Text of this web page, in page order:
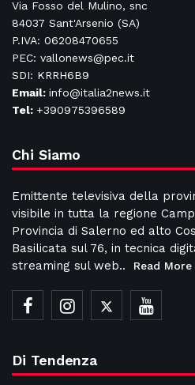
Via Fosso del Mulino, snc
84037 Sant'Arsenio (SA)
P.IVA: 06208470655
PEC: vallonews@pec.it
SDI: KRRH6B9
Email: info@italia2news.it
Tel: +390975396589
Chi Siamo
Emittente televisiva della
visibile in tutta la regione
Provincia di Salerno ed alto
Basilicata sul 76, in tecnica
streaming sul web..
Read More
Di Tendenza